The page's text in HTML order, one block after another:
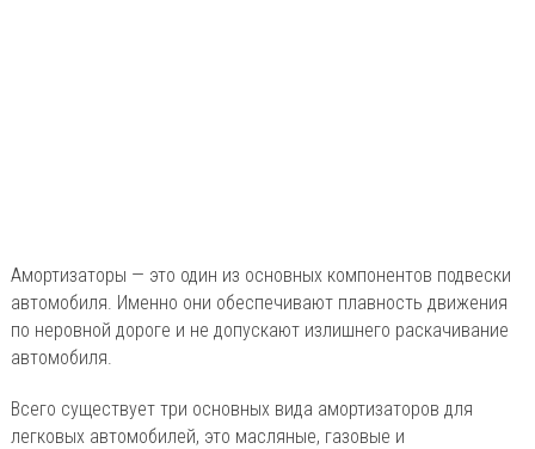
Амортизаторы — это один из основных компонентов подвески
автомобиля. Именно они обеспечивают плавность движения
по неровной дороге и не допускают излишнего раскачивание
автомобиля.
Всего существует три основных вида амортизаторов для
легковых автомобилей, это масляные, газовые и